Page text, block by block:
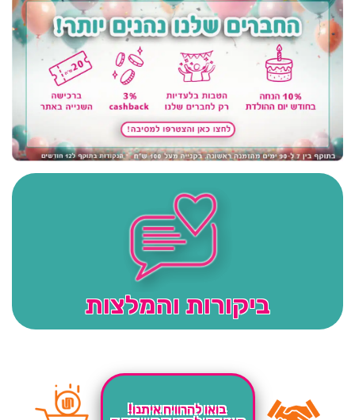
ביקורות והמלצות
בואו להרוויח איתנו!